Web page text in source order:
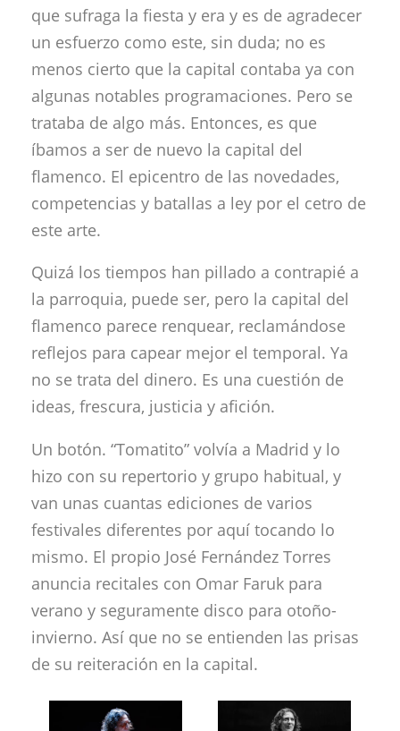
que sufraga la fiesta y era y es de agradecer
un esfuerzo como este, sin duda; no es
menos cierto que la capital contaba ya con
algunas notables programaciones. Pero se
trataba de algo más. Entonces, es que
íbamos a ser de nuevo la capital del
flamenco. El epicentro de las novedades,
competencias y batallas a ley por el cetro de
este arte.
Quizá los tiempos han pillado a contrapié a
la parroquia, puede ser, pero la capital del
flamenco parece renquear, reclamándose
reflejos para capear mejor el temporal. Ya
no se trata del dinero. Es una cuestión de
ideas, frescura, justicia y afición.
Un botón. “Tomatito” volvía a Madrid y lo
hizo con su repertorio y grupo habitual, y
van unas cuantas ediciones de varios
festivales diferentes por aquí tocando lo
mismo. El propio José Fernández Torres
anuncia recitales con Omar Faruk para
verano y seguramente disco para otoño-
invierno. Así que no se entienden las prisas
de su reiteración en la capital.